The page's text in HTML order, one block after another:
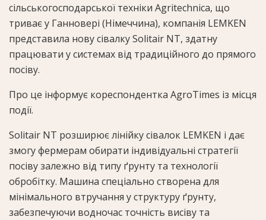
сільськогосподарської техніки Agritechnica, що
триває у Ганновері (Німеччина), компанія LEMKEN
представила нову сівалку Solitair NT, здатну
працювати у системах від традиційного до прямого
посіву.
Про це інформує кореспондентка AgroTimes із місця
події.
Solitair NT розширює лінійку сівалок LEMKEN і дає
змогу фермерам обирати індивідуальні стратегії
посіву залежно від типу ґрунту та технології
обробітку. Машина спеціально створена для
мінімального втручання у структуру ґрунту,
забезпечуючи водночас точність висіву та